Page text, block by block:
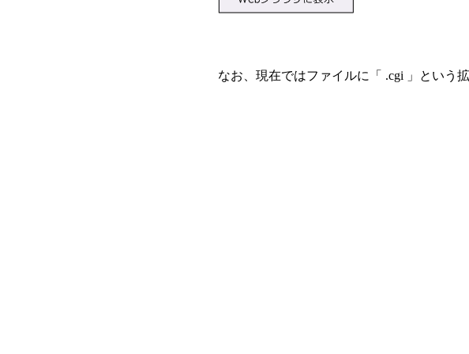
なお、現在ではファイルに「 .cgi 」という